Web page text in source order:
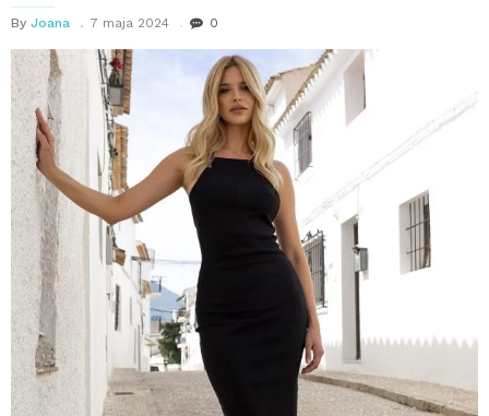
By Joana 7 maja 2024 0